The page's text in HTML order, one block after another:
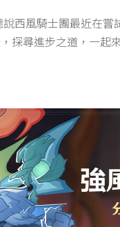
西風騎士團最近在嘗
探尋進步之道，一起